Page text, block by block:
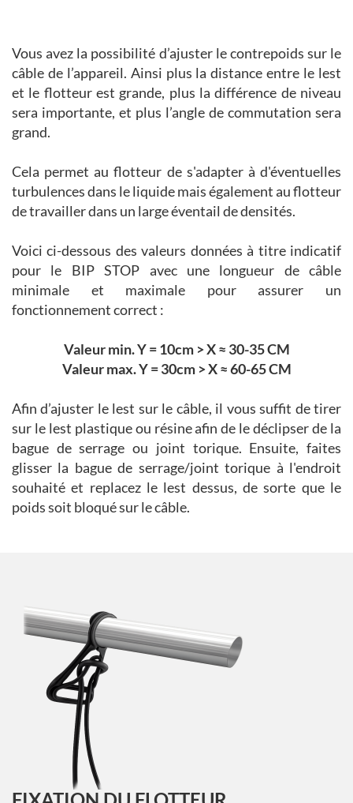
Vous avez la possibilité d’ajuster le contrepoids sur le
câble de l’appareil. Ainsi plus la distance entre le lest
et le flotteur est grande, plus la différence de niveau
sera importante, et plus l’angle de commutation sera
grand.
Cela permet au flotteur de s'adapter à d'éventuelles
turbulences dans le liquide mais également au flotteur
de travailler dans un large éventail de densités.
Voici ci-dessous des valeurs données à titre indicatif
pour le BIP STOP avec une longueur de câble
minimale et maximale pour assurer un
fonctionnement correct :
Valeur min. Y = 10cm > X ≈ 30-35 CM
Valeur max. Y = 30cm > X ≈ 60-65 CM
Afin d’ajuster le lest sur le câble, il vous suffit de tirer
sur le lest plastique ou résine afin de le déclipser de la
bague de serrage ou joint torique. Ensuite, faites
glisser la bague de serrage/joint torique à l'endroit
souhaité et replacez le lest dessus, de sorte que le
poids soit bloqué sur le câble.